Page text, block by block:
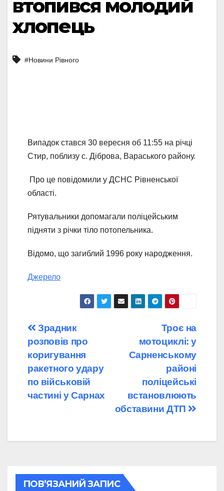
втопився молодий
хлопець
#Новини Рівного
Випадок стався 30 вересня об 11:55 на річці
Стир, поблизу с. Діброва, Вараського району.
Про це повідомили у ДСНС Рівненської
області.
Рятувальники допомагали поліцейським
підняти з річки тіло потопельника.
Відомо, що загиблий 1996 року народження.
Джерело
Навігація
записів
Троє на
мотоциклі: у
Сарненському
районі
поліцейські
встановлюють
обставини ДТП
Зрадник
розповів про
коригування
ракетного удару
по військовій
частині у Сарнах
ПОВ’ЯЗАНИЙ ЗАПИС